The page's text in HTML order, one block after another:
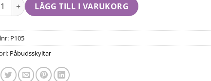
LÄGG TILL I VARUKORG
P105
Påbudsskyltar